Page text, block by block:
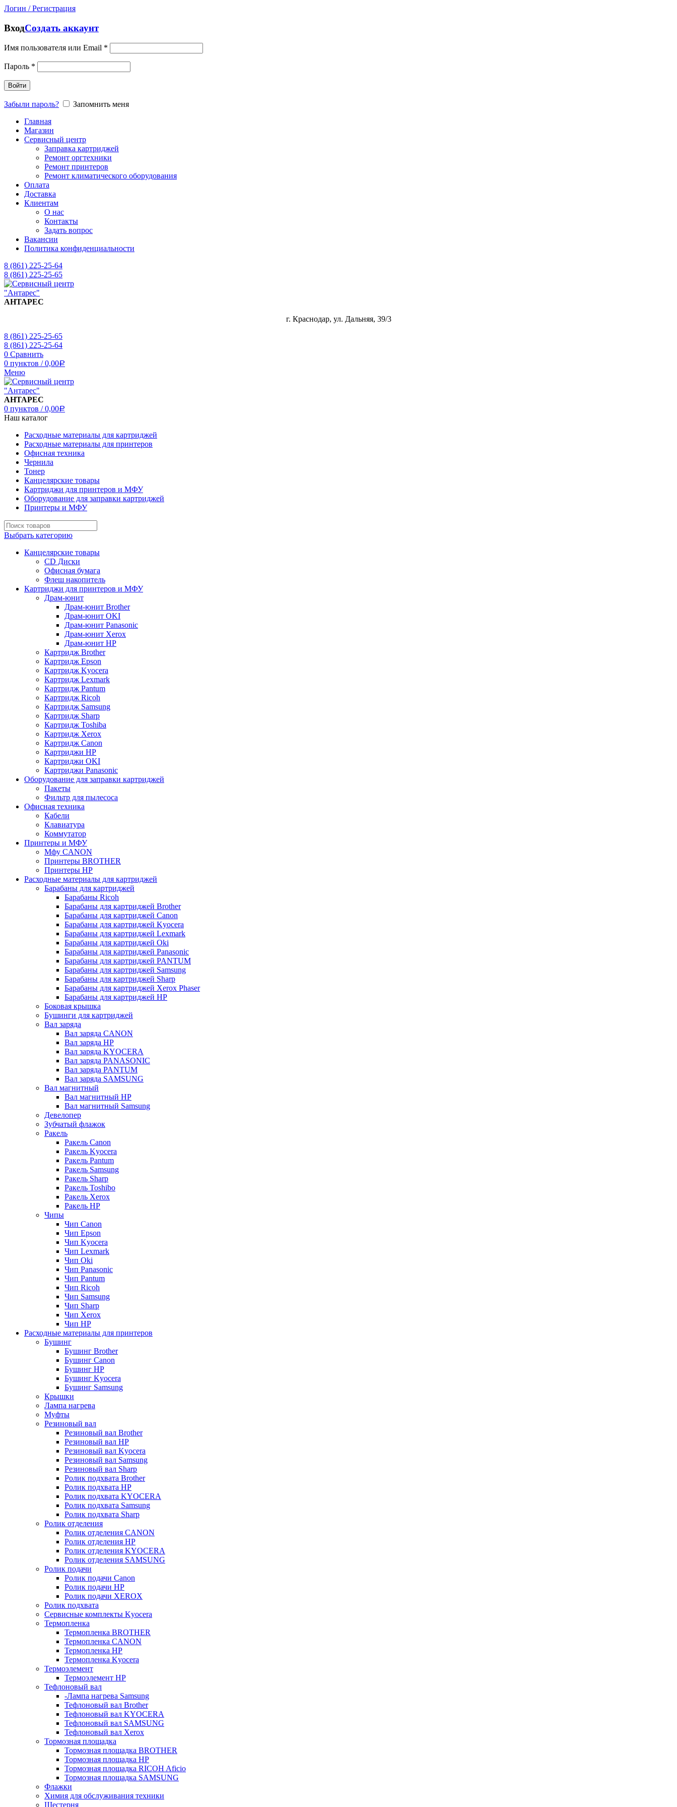
Логин / Регистрация
ВходСоздать аккаунт
Имя пользователя или Email *
Пароль *
Войти
Забыли пароль?
Запомнить меня
Главная
Магазин
Сервисный центр
Заправка картриджей
Ремонт оргтехники
Ремонт принтеров
Ремонт климатического оборудования
Оплата
Доставка
Клиентам
О нас
Контакты
Задать вопрос
Вакансии
Политика конфиденциальности
8 (861) 225-25-64
8 (861) 225-25-65
АНТАРЕС
г. Краснодар, ул. Дальняя, 39/3
8 (861) 225-25-65
8 (861) 225-25-64
0 Сравнить
0 пунктов / 0,00Р
Меню
АНТАРЕС
0 пунктов / 0,00Р
Наш каталог
Расходные материалы для картриджей
Расходные материалы для принтеров
Офисная техника
Чернила
Тонер
Канцелярские товары
Картриджи для принтеров и МФУ
Оборудование для заправки картриджей
Принтеры и МФУ
Выбрать категорию
Канцелярские товары
CD Диски
Офисная бумага
Флеш накопитель
Картриджи для принтеров и МФУ
Драм-юнит
Драм-юнит Brother
Драм-юнит OKI
Драм-юнит Panasonic
Драм-юнит Xerox
Драм-юнит НР
Картридж Brother
Картридж Epson
Картридж Kyocera
Картридж Lexmark
Картридж Pantum
Картридж Ricoh
Картридж Samsung
Картридж Sharp
Картридж Toshiba
Картридж Xerox
Картридж Сanon
Картриджи HP
Картриджи OKI
Картриджи Panasonic
Оборудование для заправки картриджей
Пакеты
Фильтр для пылесоса
Офисная техника
Кабели
Клавиатура
Коммутатор
Принтеры и МФУ
Мфу CANON
Принтеры BROTHER
Принтеры HP
Расходные материалы для картриджей
Барабаны для картриджей
Барабаны Ricoh
Барабаны для картриджей Brother
Барабаны для картриджей Canon
Барабаны для картриджей Kyocera
Барабаны для картриджей Lexmark
Барабаны для картриджей Oki
Барабаны для картриджей Panasonic
Барабаны для картриджей PANTUM
Барабаны для картриджей Samsung
Барабаны для картриджей Sharp
Барабаны для картриджей Xerox Phaser
Барабаны для картриджей НР
Боковая крышка
Бушинги для картриджей
Вал заряда
Вал заряда CANON
Вал заряда HP
Вал заряда KYOCERA
Вал заряда PANASONIC
Вал заряда PANTUM
Вал заряда SAMSUNG
Вал магнитный
Вал магнитный HP
Вал магнитный Samsung
Девелопер
Зубчатый флажок
Ракель
Ракель Canon
Ракель Kyocera
Ракель Pantum
Ракель Samsung
Ракель Sharp
Ракель Toshibo
Ракель Xerox
Ракель НР
Чипы
Чип Canon
Чип Epson
Чип Kyocera
Чип Lexmark
Чип Oki
Чип Panasonic
Чип Pantum
Чип Ricoh
Чип Samsung
Чип Sharp
Чип Xerox
Чип НР
Расходные материалы для принтеров
Бушинг
Бушинг Brother
Бушинг Canon
Бушинг HP
Бушинг Kyocera
Бушинг Samsung
Крышки
Лампа нагрева
Муфты
Резиновый вал
Резиновый вал Brother
Резиновый вал HP
Резиновый вал Kyocera
Резиновый вал Samsung
Резиновый вал Sharp
Ролик подхвата Brother
Ролик подхвата HP
Ролик подхвата KYOCERA
Ролик подхвата Samsung
Ролик подхвата Sharp
Ролик отделения
Ролик отделения CANON
Ролик отделения HP
Ролик отделения KYOCERA
Ролик отделения SAMSUNG
Ролик подачи
Ролик подачи Canon
Ролик подачи HP
Ролик подачи XEROX
Ролик подхвата
Сервисные комплекты Kyocera
Термопленка
Термопленка BROTHER
Термопленка CANON
Термопленка HP
Термопленка Kyocera
Термоэлемент
Термоэлемент НР
Тефлоновый вал
-Лампа нагрева Samsung
Тефлоновый вал Brother
Тефлоновый вал KYOCERA
Тефлоновый вал SAMSUNG
Тефлоновый вал Xerox
Тормозная площадка
Тормозная площадка BROTHER
Тормозная площадка HP
Тормозная площадка RICOH Aficio
Тормозная площадка SAMSUNG
Флажки
Химия для обслуживания техники
Шестерня